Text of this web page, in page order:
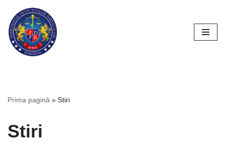
Sari
la
conținut
Prima pagină » Stiri
Stiri